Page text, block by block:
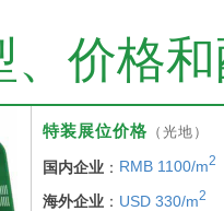
、价格
特装展位价格 （光地）
国内企业 ： RMB 1100/m2
海外企业 ： USD 330/m2